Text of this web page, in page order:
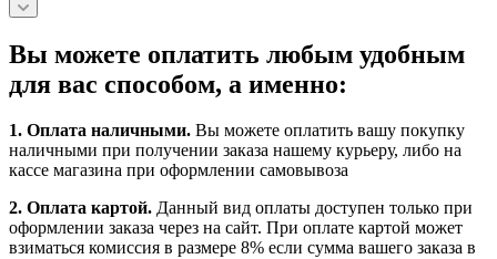
Вы можете оплатить любым удобным
для вас способом, а именно:
1. Оплата наличными. Вы можете оплатить вашу покупку
наличными при получении заказа нашему курьеру, либо на
кассе магазина при оформлении самовывоза
2. Оплата картой. Данный вид оплаты доступен только при
оформлении заказа через на сайт. При оплате картой может
взиматься комиссия в размере 8% если сумма вашего заказа в